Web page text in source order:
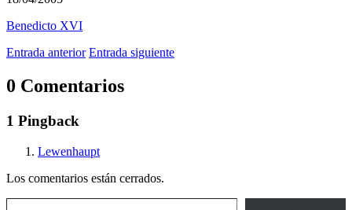
Benedicto XVI
Entrada anterior Entrada siguiente
0 Comentarios
1 Pingback
Lewenhaupt
Los comentarios están cerrados.
Escribe tu correo electrónico…